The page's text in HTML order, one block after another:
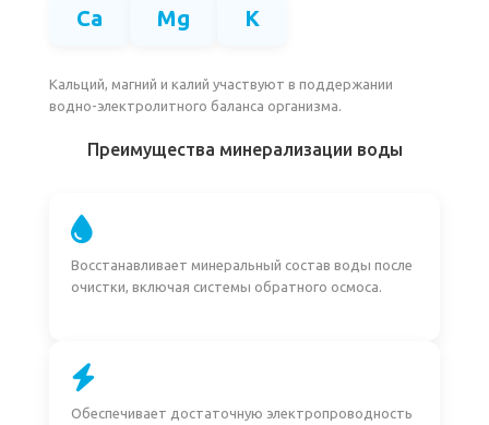
Ca Mg K
Кальций, магний и калий участвуют в поддержании
водно-электролитного баланса организма.
Преимущества минерализации воды
Восстанавливает минеральный состав воды после
очистки, включая системы обратного осмоса.
Обеспечивает достаточную электропроводность